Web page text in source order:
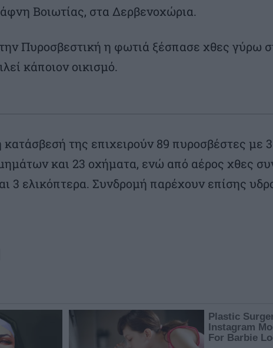
Βοιωτίας, στα Δερβενοχώρια.
Πυροσβεστική η φωτιά ξέσπασε χθες γύρω
κάποιον οικισμό.
κατάσβεσή της επιχειρούν 89 πυροσβέστες με
και 23 οχήματα, ενώ από αέρος χθες
3 ελικόπτερα. Συνδρομή παρέχουν επίσης